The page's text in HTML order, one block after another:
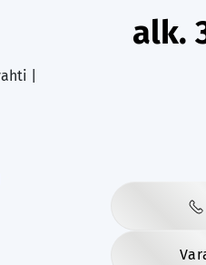
|
alk.